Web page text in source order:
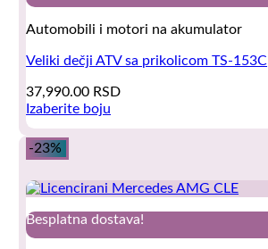
Automobili i motori na akumulator
Veliki dečji ATV sa prikolicom TS-153C
37,990.00 RSD
Izaberite boju
This
product
has
variants.
The
options
-23%
Besplatna dostava!